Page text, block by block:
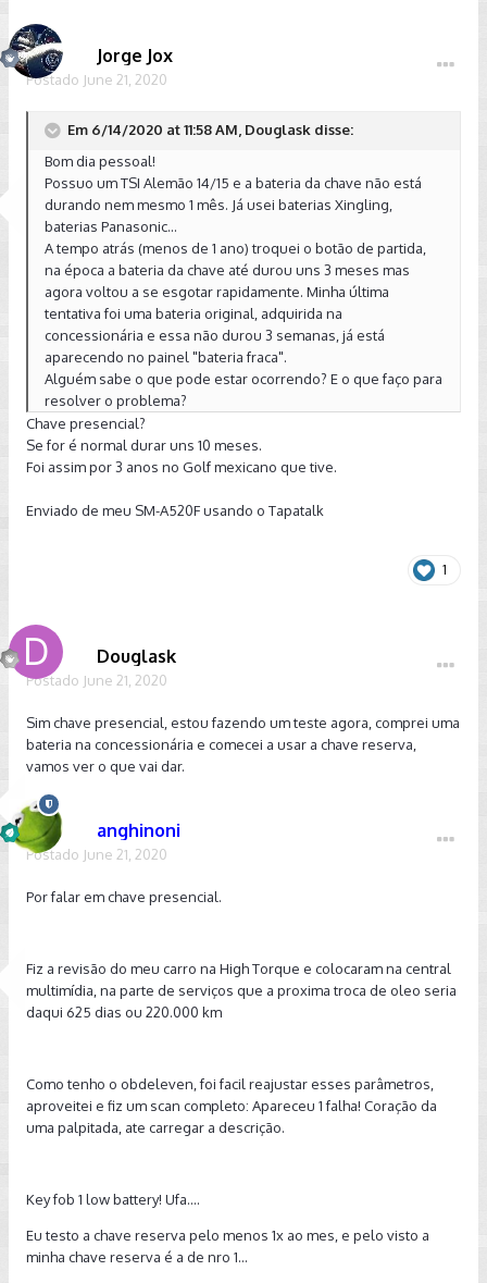
Jorge Jox
Postado June 21, 2020
Em 6/14/2020 at 11:58 AM, Douglask disse:
Bom dia pessoal!
Possuo um TSI Alemão 14/15 e a bateria da chave não está
durando nem mesmo 1 mês. Já usei baterias Xingling,
baterias Panasonic...
A tempo atrás (menos de 1 ano) troquei o botão de partida,
na época a bateria da chave até durou uns 3 meses mas
agora voltou a se esgotar rapidamente. Minha última
tentativa foi uma bateria original, adquirida na
concessionária e essa não durou 3 semanas, já está
aparecendo no painel "bateria fraca".
Alguém sabe o que pode estar ocorrendo? E o que faço para
resolver o problema?
Chave presencial?
Se for é normal durar uns 10 meses.
Foi assim por 3 anos no Golf mexicano que tive.
Enviado de meu SM-A520F usando o Tapatalk
1
Douglask
Postado June 21, 2020
Sim chave presencial, estou fazendo um teste agora, comprei uma
bateria na concessionária e comecei a usar a chave reserva,
vamos ver o que vai dar.
anghinoni
Postado June 21, 2020
Por falar em chave presencial.
Fiz a revisão do meu carro na High Torque e colocaram na central
multimídia, na parte de serviços que a proxima troca de oleo seria
daqui 625 dias ou 220.000 km
Como tenho o obdeleven, foi facil reajustar esses parâmetros,
aproveitei e fiz um scan completo: Apareceu 1 falha! Coração da
uma palpitada, ate carregar a descrição.
Key fob 1 low battery! Ufa....
Eu testo a chave reserva pelo menos 1x ao mes, e pelo visto a
minha chave reserva é a de nro 1...